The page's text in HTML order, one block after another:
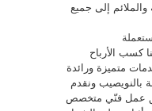
إلى جميع
كسب الأرباح
متميزة ورائدة
بالنويصيب ونقدم
عمل فنّي متخصص